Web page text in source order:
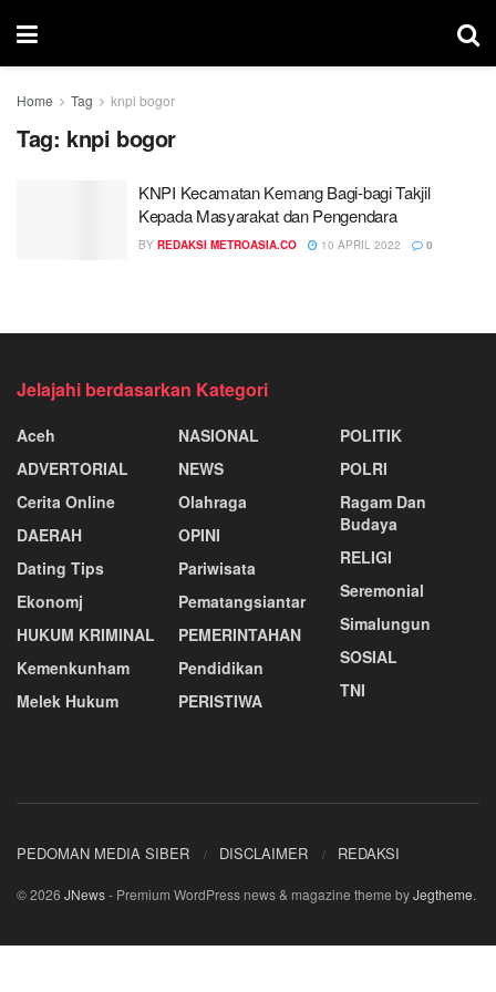
Home Tag knpi bogor
Tag: knpi bogor
KNPI Kecamatan Kemang Bagi-bagi Takjil
Kepada Masyarakat dan Pengendara
BY REDAKSI METROASIA.CO 10 APRIL 2022 0
Jelajahi berdasarkan Kategori
Aceh
ADVERTORIAL
Cerita Online
DAERAH
Dating Tips
Ekonomj
HUKUM KRIMINAL
Kemenkunham
Melek Hukum
NASIONAL
NEWS
Olahraga
OPINI
Pariwisata
Pematangsiantar
PEMERINTAHAN
Pendidikan
PERISTIWA
POLITIK
POLRI
Ragam Dan
Budaya
RELIGI
Seremonial
Simalungun
SOSIAL
TNI
PEDOMAN MEDIA SIBER DISCLAIMER REDAKSI
© 2026 JNews- Premium WordPress news & magazine theme byJegtheme.